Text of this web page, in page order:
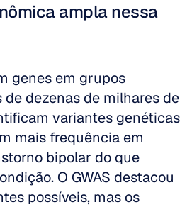
ampla nessa
genes em grupos
de dezenas de milhares de
variantes genéticas
mais frequência em
bipolar do que
O GWAS destacou
possíveis, mas os